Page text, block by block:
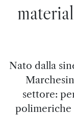
Nato dalla
settore:
polimeriche